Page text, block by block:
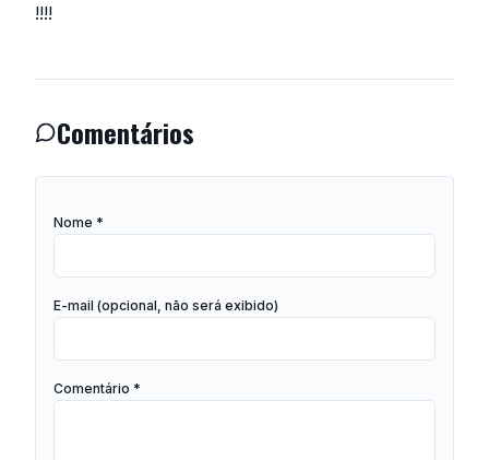
!!!!
Comentários
Nome *
E-mail (opcional, não será exibido)
Comentário *